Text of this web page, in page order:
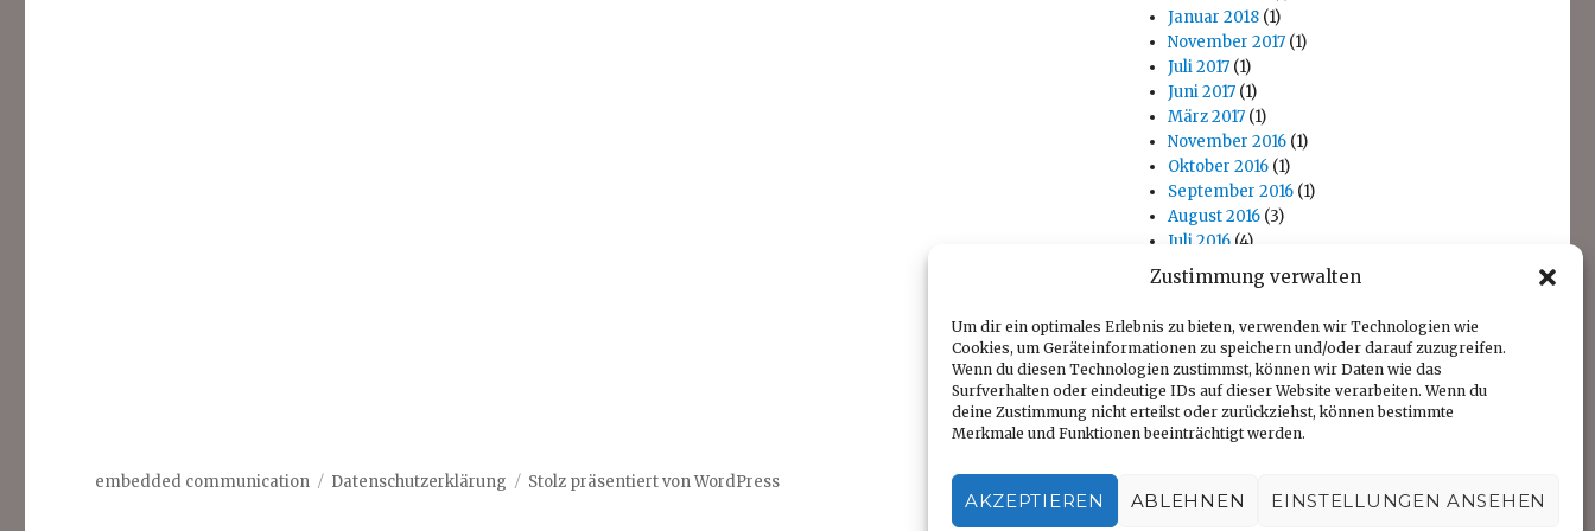
Zustimmung verwalten
Um dir ein optimales Erlebnis zu bieten, verwenden wir Technologien wie
Cookies, um Geräteinformationen zu speichern und/oder darauf zuzugreifen.
Wenn du diesen Technologien zustimmst, können wir Daten wie das
Surfverhalten oder eindeutige IDs auf dieser Website verarbeiten. Wenn du
deine Zustimmung nicht erteilst oder zurückziehst, können bestimmte
Merkmale und Funktionen beeinträchtigt werden.
AKZEPTIEREN ABLEHNEN EINSTELLUNGEN ANSEHEN
Januar 2018 (1)
November 2017 (1)
Juli 2017 (1)
Juni 2017 (1)
März 2017 (1)
November 2016 (1)
Oktober 2016 (1)
September 2016 (1)
August 2016 (3)
Juli 2016 (4)
April 2016
November 2014
Oktober 2014
embedded communication Datenschutzerklärung Stolz präsentiert von WordPress